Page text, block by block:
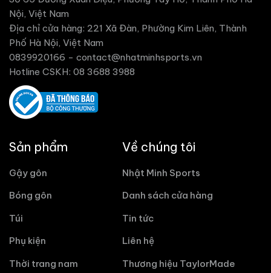
Nội, Việt Nam
Địa chỉ cửa hàng: 221 Xã Đàn, Phường Kim Liên, Thành
Phố Hà Nội, Việt Nam
0839920166 - contact@nhatminhsports.vn
Hotline CSKH: 08 3688 3988
Sản phẩm
Gậy gôn
Bóng gôn
Túi
Phụ kiện
Thời trang nam
Về chúng tôi
Nhật Minh Sports
Danh sách cửa hàng
Tin tức
Liên hệ
Thương hiệu TaylorMade